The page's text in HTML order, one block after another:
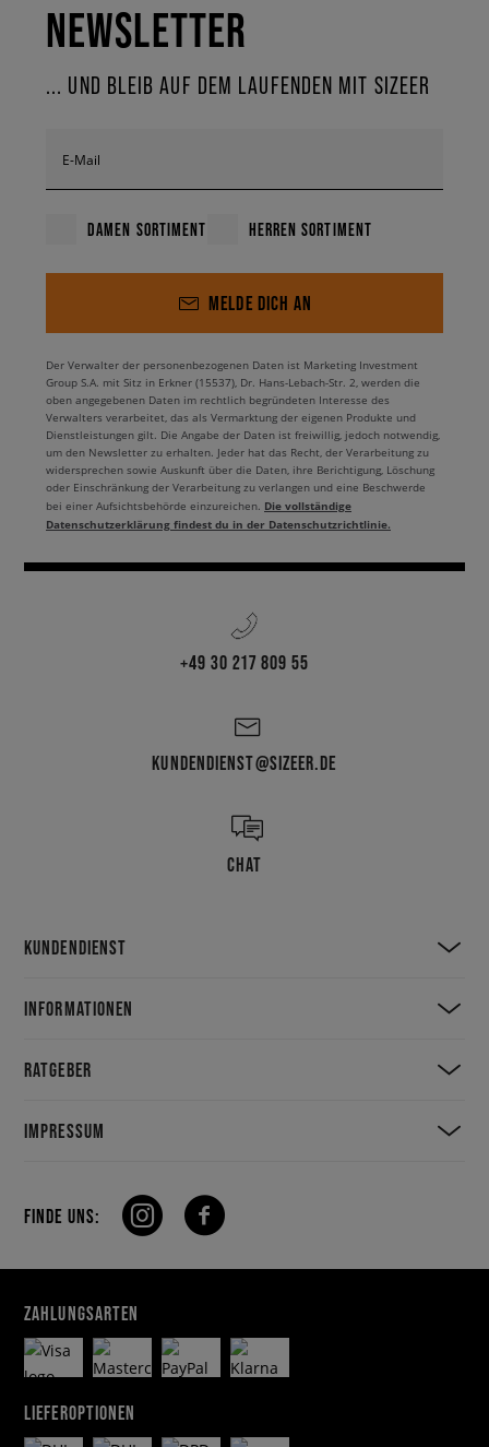
NEWSLETTER
... UND BLEIB AUF DEM LAUFENDEN MIT SIZEER
E-Mail
DAMEN SORTIMENT HERREN SORTIMENT
MELDE DICH AN
Der Verwalter der personenbezogenen Daten ist Marketing Investment
Group S.A. mit Sitz in Erkner (15537), Dr. Hans-Lebach-Str. 2, werden die
oben angegebenen Daten im rechtlich begründeten Interesse des
Verwalters verarbeitet, das als Vermarktung der eigenen Produkte und
Dienstleistungen gilt. Die Angabe der Daten ist freiwillig, jedoch notwendig,
um den Newsletter zu erhalten. Jeder hat das Recht, der Verarbeitung zu
widersprechen sowie Auskunft über die Daten, ihre Berichtigung, Löschung
oder Einschränkung der Verarbeitung zu verlangen und eine Beschwerde
bei einer Aufsichtsbehörde einzureichen. Die vollständige
Datenschutzerklärung findest du in der Datenschutzrichtlinie.
+49 30 217 809 55
KUNDENDIENST@SIZEER.DE
CHAT
KUNDENDIENST
INFORMATIONEN
RATGEBER
IMPRESSUM
FINDE UNS:
ZAHLUNGSARTEN
LIEFEROPTIONEN